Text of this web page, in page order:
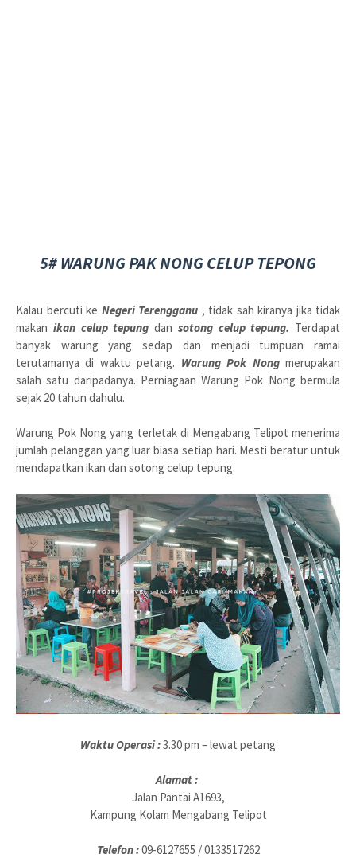
5# WARUNG PAK NONG CELUP TEPONG
Kalau bercuti ke Negeri Terengganu , tidak sah kiranya jika tidak
makan ikan celup tepung dan sotong celup tepung. Terdapat
banyak warung yang sedap dan menjadi tumpuan ramai
terutamanya di waktu petang. Warung Pok Nongmerupakan
salah satu daripadanya. Perniagaan Warung Pok Nong bermula
sejak 20 tahun dahulu.
Warung Pok Nong yang terletak di Mengabang Telipot menerima
jumlah pelanggan yang luar biasa setiap hari. Mesti beratur untuk
mendapatkan ikan dan sotong celup tepung.
Waktu Operasi :3.30 pm – lewat petang
Alamat :
Jalan Pantai A1693,
Kampung Kolam Mengabang Telipot
Telefon :09-6127655 / 0133517262